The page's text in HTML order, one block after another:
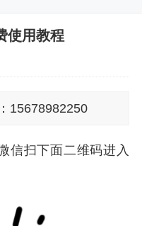
使用教程
15678982250
信扫下面二维码进入